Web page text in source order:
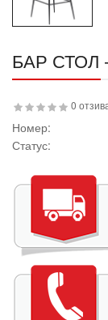
БАР СТОЛ
0
Номер:
Статус: